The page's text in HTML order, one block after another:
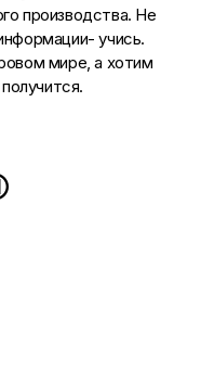
производства. Не
учись.
мире, а хотим